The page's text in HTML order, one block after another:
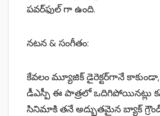
పవర్‌ఫుల్ గా ఉంది.
నటన & సంగీతం:
కేవలం మ్యూజిక్ డైరెక్టర్‌గానే
డీఎస్పీ ఈ పాత్రలో ఒదిగిపోయినట్లు
సినిమాకి తనే అద్భుతమైన బ్యాక్